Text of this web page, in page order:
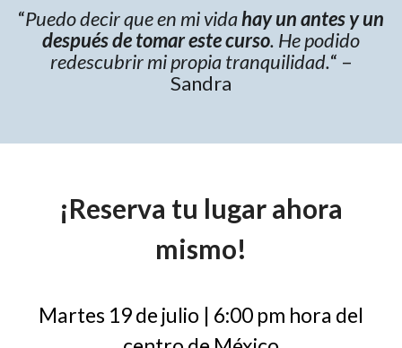
“Puedo decir que en mi vidahay un antes y un
después de tomar este curso. He podido
redescubrir mi propia tranquilidad.“ –
Sandra
¡Reserva tu lugar ahora
mismo!
Martes 19 de julio | 6:00 pm hora del